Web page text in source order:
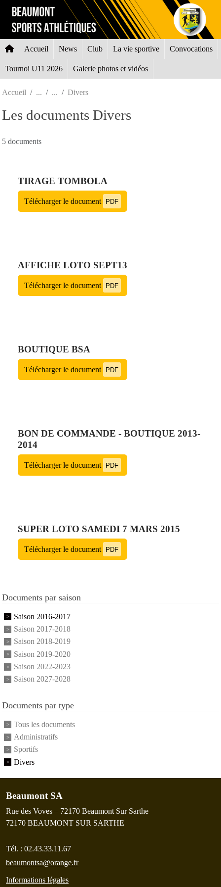
Accueil News Club La vie sportive Convocations
Tournoi U11 2026 Galerie photos et vidéos
Accueil Divers
Les documents Divers
5 documents
TIRAGE TOMBOLA
Télécharger le document PDF
AFFICHE LOTO SEPT13
Télécharger le document PDF
BOUTIQUE BSA
Télécharger le document PDF
BON DE COMMANDE - BOUTIQUE 2013-
2014
Télécharger le document PDF
SUPER LOTO SAMEDI 7 MARS 2015
Télécharger le document PDF
Documents par saison
Saison 2016-2017
Saison 2017-2018
Saison 2018-2019
Saison 2019-2020
Saison 2022-2023
Saison 2027-2028
Documents par type
Tous les documents
Administratifs
Sportifs
Divers
Beaumont SA
Rue des Voves – 72170 Beaumont Sur Sarthe
72170 BEAUMONT SUR SARTHE
Tél. : 02.43.33.11.67
beaumontsa@orange.fr
Informations légales
Panneau de gestion des cookies